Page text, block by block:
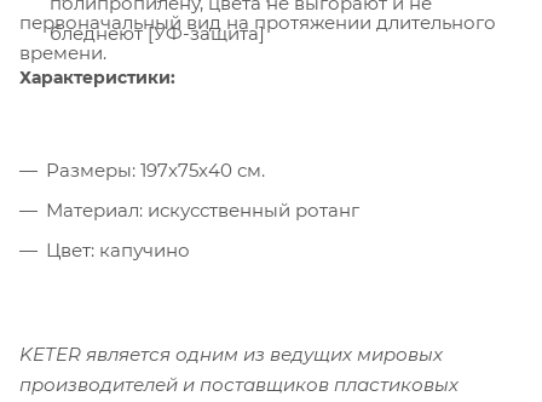
первоначальный вид на протяжении длительного
времени.
бледнеют [УФ-защита]
Характеристики:
Размеры: 197x75x40 см.
Материал: искусственный ротанг
Цвет: капучино
KETER является одним из ведущих мировых
производителей и поставщиков пластиковых